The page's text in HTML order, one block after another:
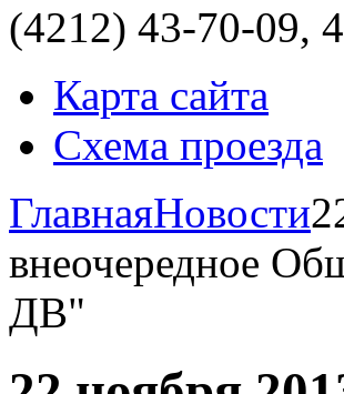
(4212) 43-70-09,
Карта сайта
Схема проезда
ГлавнаяНовости
внеочередное
ДВ"